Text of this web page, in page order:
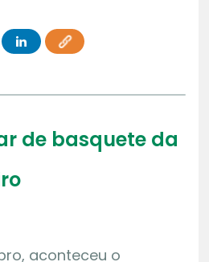
de basquete da
aconteceu o